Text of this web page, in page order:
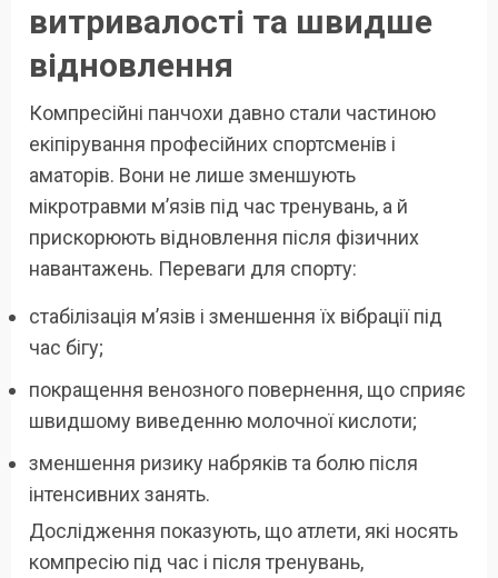
витривалості та швидше
відновлення
Компресійні панчохи давно стали частиною
екіпірування професійних спортсменів і
аматорів. Вони не лише зменшують
мікротравми м’язів під час тренувань, а й
прискорюють відновлення після фізичних
навантажень. Переваги для спорту:
стабілізація м’язів і зменшення їх вібрації під
час бігу;
покращення венозного повернення, що сприяє
швидшому виведенню молочної кислоти;
зменшення ризику набряків та болю після
інтенсивних занять.
Дослідження показують, що атлети, які носять
компресію під час і після тренувань,